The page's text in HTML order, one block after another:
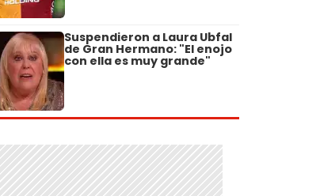
Suspendieron a Laura Ubfal
de Gran Hermano: "El enojo
con ella es muy grande"